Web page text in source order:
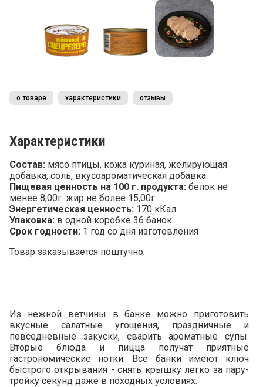
о товаре характеристики отзывы
Характеристики
Состав: мясо птицы, кожа куриная, желирующая
добавка, соль, вкусоароматическая добавка.
Пищевая ценность на 100 г. продукта: белок не
менее 8,00г. жир не более 15,00г.
Энергетическая ценность: 170 кКал
Упаковка: в одной коробке 36 банок
Срок годности: 1 год со дня изготовления
Товар заказывается поштучно.
Из нежной ветчины в банке можно приготовить
вкусные салатные угощения, праздничные и
повседневные закуски, сварить ароматные супы.
Вторые блюда и пицца получат приятные
гастрономические нотки. Все банки имеют ключ
быстрого открывания - снять крышку легко за пару-
тройку секунд даже в походных условиях.